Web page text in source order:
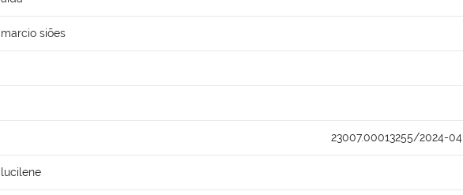
marcio siões
23007.00013255/2024-04
lucilene